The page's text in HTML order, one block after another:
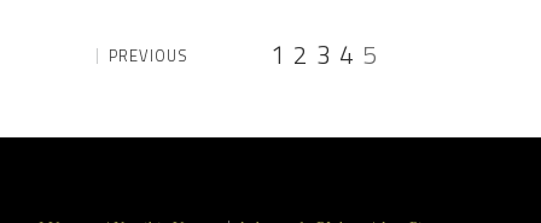
PREVIOUS 1 2 3 4 5